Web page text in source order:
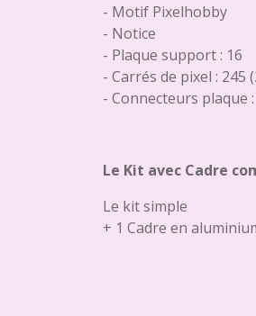
- Motif Pixelhobby
- Notice
- Plaque support : 16
- Carrés de pixel : 245
- Connecteurs plaque
Le Kit avec Cadre
Le kit simple
+ 1 Cadre en